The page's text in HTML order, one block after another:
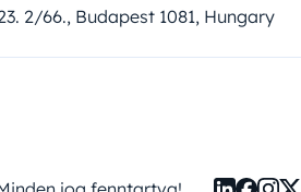
2/66., Budapest 1081, Hungary